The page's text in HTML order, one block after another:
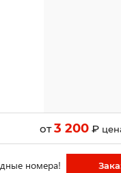
от3 200₽
номера!